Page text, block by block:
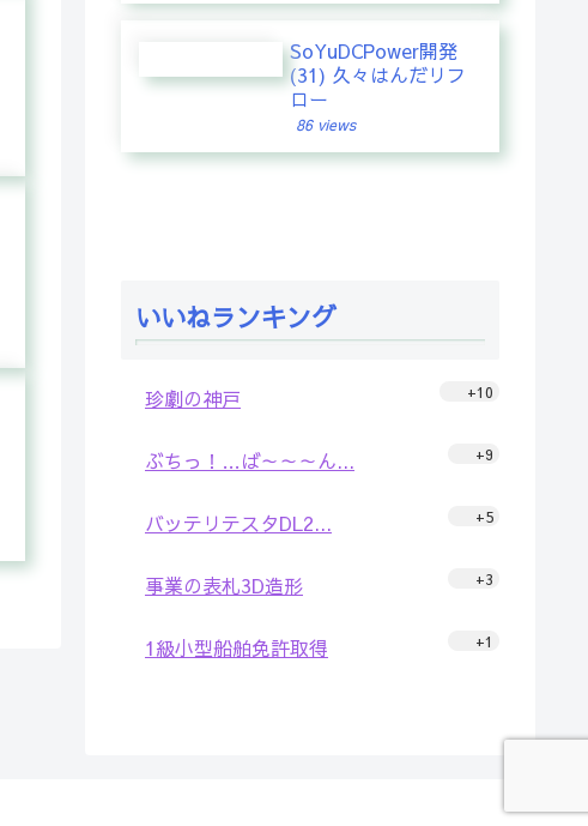
SoYuDCPower開発
(31) 久々はんだリフ
ロー
86 views
いいねランキング
珍劇の神戸 +10
ぶちっ！…ば～～～ん... +9
バッテリテスタDL2... +5
事業の表札3D造形 +3
1級小型船舶免許取得 +1